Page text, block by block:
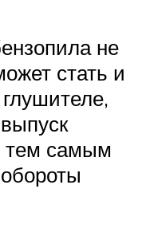
не
стать и
тем самым